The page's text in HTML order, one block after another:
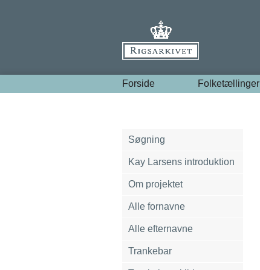
Forside Folketællinger
Søgning
Kay Larsens introduktion
Om projektet
Alle fornavne
Alle efternavne
Trankebar